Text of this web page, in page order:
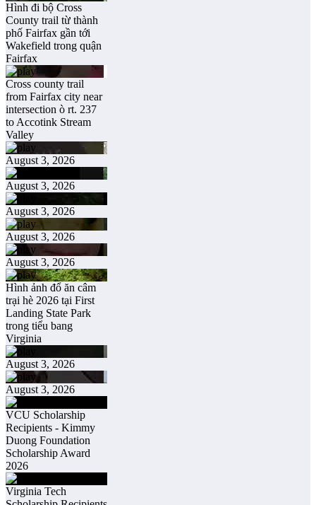
Hình đi bộ Cross
County trail từ thành
phố Fairfax gần tới
Wakefield trong quận
Fairfax
Cross county trail
from Fairfax city near
intersection ò rt. 237
to Accotink Stream
Valley
August 3, 2026
August 3, 2026
August 3, 2026
August 3, 2026
August 3, 2026
Hình ảnh đổ ăn câm
trại hè 2026 tại First
Landing State Park
trong tiểu bang
Virginia
August 3, 2026
August 3, 2026
VCU Scholarship
Recipients - Kimmy
Duong Foundation
Scholarship Award
2026
Virginia Tech